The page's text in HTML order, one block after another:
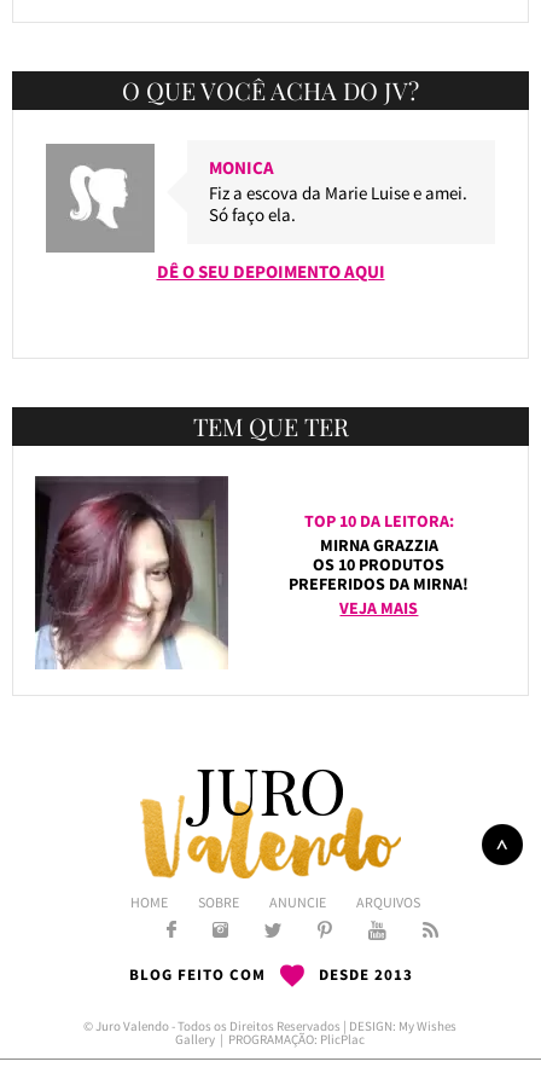
O QUE VOCÊ ACHA DO JV?
MONICA
Fiz a escova da Marie Luise e amei.
Só faço ela.
DÊ O SEU DEPOIMENTO AQUI
TEM QUE TER
TOP 10 DA LEITORA:
MIRNA GRAZZIA
OS 10 PRODUTOS
PREFERIDOS DA MIRNA!
VEJA MAIS
HOME SOBRE ANUNCIE ARQUIVOS
BLOG FEITO COM DESDE 2013
© Juro Valendo - Todos os Direitos Reservados | DESIGN: My Wishes
Gallery | PROGRAMAÇÃO: PlicPlac